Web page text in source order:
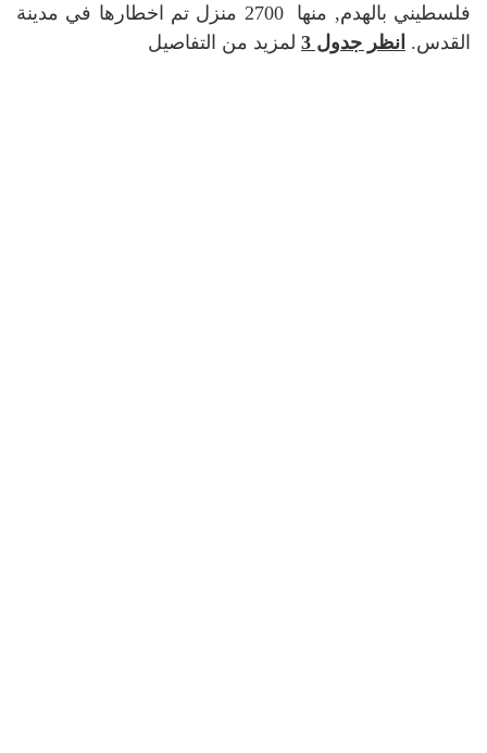
فلسطيني بالهدم, منها 2700 منزل تم اخطارها في مدينة
القدس. انظر جدول 3 لمزيد من التفاصيل